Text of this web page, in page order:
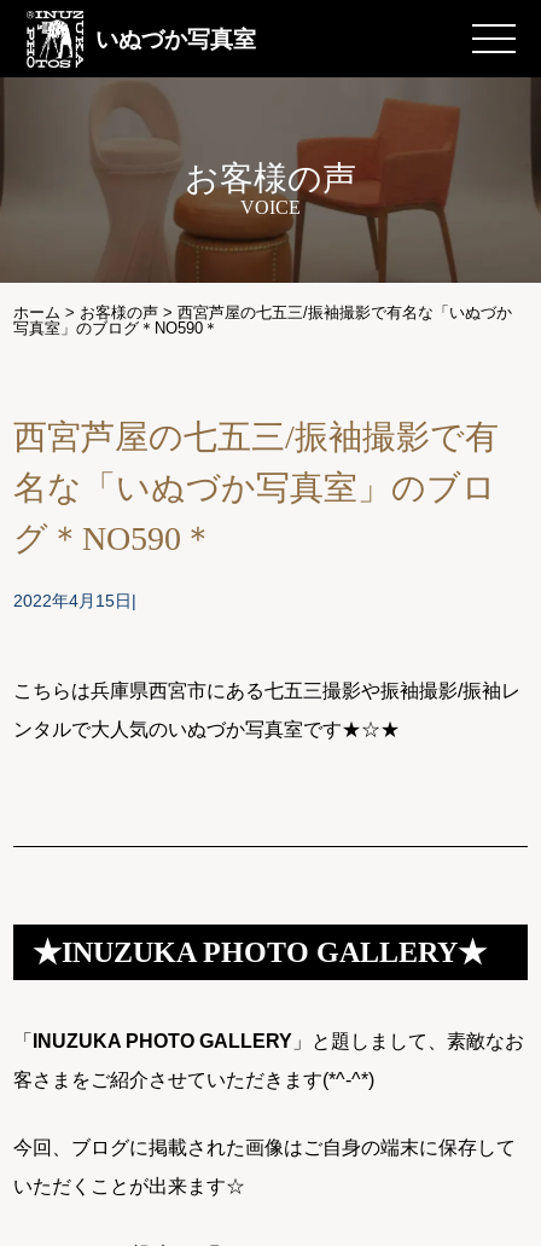
いぬづか写真室
お客様の声
VOICE
ホーム > お客様の声 >西宮芦屋の七五三/振袖撮影で有名な「いぬづか
写真室」のブログ＊NO590＊
西宮芦屋の七五三/振袖撮影で有
名な「いぬづか写真室」のブロ
グ＊NO590＊
2022年4月15日
こちらは兵庫県西宮市にある七五三撮影や振袖撮影/振袖レ
ンタルで大人気のいぬづか写真室です★☆★
★INUZUKA PHOTO GALLERY★
「 INUZUKA PHOTO GALLERY 」と題しまして、素敵なお
客さまをご紹介させていただきます(*^-^*)
今回、ブログに掲載された画像はご自身の端末に保存して
いただくことが出来ます☆